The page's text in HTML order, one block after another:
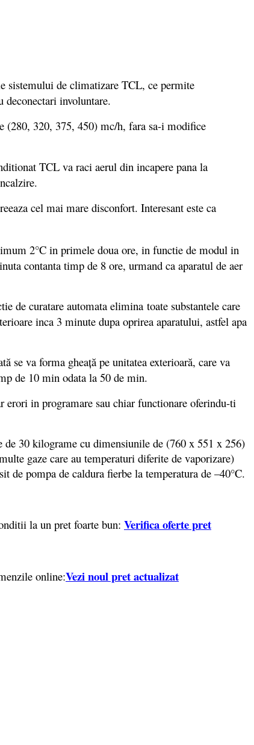
sistemului de climatizare TCL, ce permite
deconectari involuntare.
(280, 320, 375, 450) mc/h, fara sa-i modifice
TCL va raci aerul din incapere pana la
cel mai mare disconfort. Interesant este ca
2°C in primele doua ore, in functie de modul in
contanta timp de 8 ore, urmand ca aparatul de aer
de curatare automata elimina toate substantele care
inca 3 minute dupa oprirea aparatului, astfel apa
se va forma gheaţă pe unitatea exterioară, care va
de 10 min odata la 50 de min.
erori in programare sau chiar functionare oferindu-ti
30 kilograme cu dimensiunile de (760 x 551 x 256)
gaze care au temperaturi diferite de vaporizare)
de pompa de caldura fierbe la temperatura de –40°C.
la un pret foarte bun: Verifica oferte pret
online:Vezi noul pret actualizat